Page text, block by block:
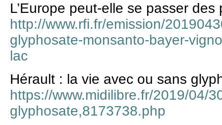
L’Europe peut-elle se passer des
http://www.rfi.fr/emission/
glyphosate-monsanto-bayer-
lac
Hérault : la vie avec ou sans
https://www.midilibre.fr/2019/04/
glyphosate,8173738.php